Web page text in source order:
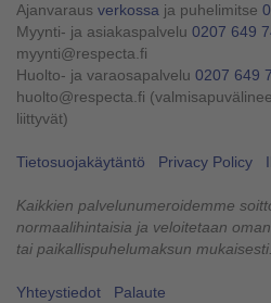
Ajanvaraus verkossa ja puhelimitse
Myynti- ja asiakaspalvelu 0207 649
myynti@respecta.fi
Huolto- ja varaosapalvelu 0207 649
huolto@respecta.fi
liittyvät)
Tietosuojakäytäntö Privacy Policy
Kaikkien palvelunumeroidemme
normaalihintaisia ja veloitetaan
tai paikallispuhelumaksun mukaisesti.
Yhteystiedot Palaute